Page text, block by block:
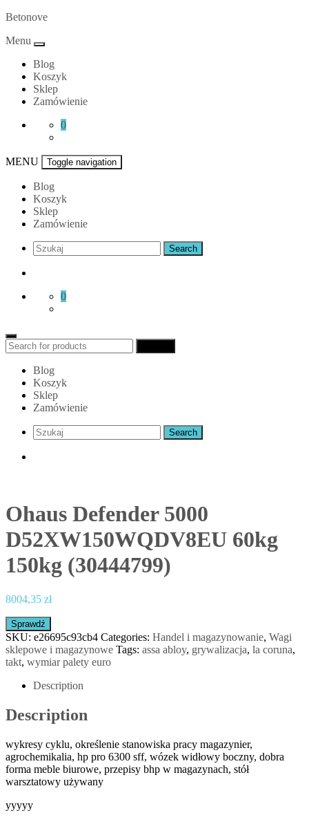
Skip
content
Betonove
Menu
Blog
Koszyk
Sklep
Zamówienie
0
MENU Toggle navigation
Blog
Koszyk
Sklep
Zamówienie
0
Search
for:
Blog
Koszyk
Sklep
Zamówienie
Ohaus Defender 5000
D52XW150WQDV8EU 60kg
150kg (30444799)
8004,35 zł
Sprawdź
SKU: e26695c93cb4 Categories: Handel i magazynowanie, Wagi
sklepowe i magazynowe Tags: assa abloy, grywalizacja, la coruna,
takt, wymiar palety euro
Description
Description
wykresy cyklu, określenie stanowiska pracy magazynier,
agrochemikalia, hp pro 6300 sff, wózek widłowy boczny, dobra
forma meble biurowe, przepisy bhp w magazynach, stół
warsztatowy używany
yyyyy